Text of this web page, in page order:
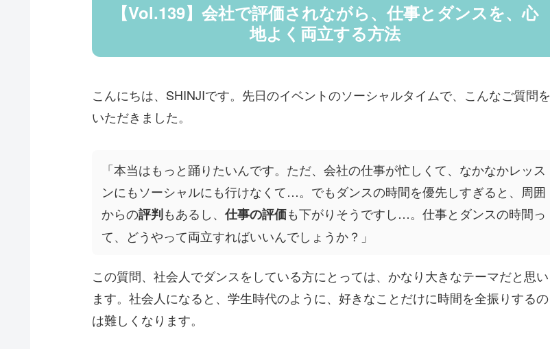
【Vol.139】会社で評価されながら、仕事とダンスを、心
地よく両立する方法
こんにちは、SHINJIです。先日のイベントのソーシャルタイムで、こんなご質問を
いただきました。
「本当はもっと踊りたいんです。ただ、会社の仕事が忙しくて、なかなかレッス
ンにもソーシャルにも行けなくて…。でもダンスの時間を優先しすぎると、周囲
からの評判もあるし、 仕事の評価も下がりそうですし…。仕事とダンスの時間っ
て、どうやって両立すればいいんでしょうか？」
この質問、社会人でダンスをしている方にとっては、かなり大きなテーマだと思い
ます。社会人になると、学生時代のように、好きなことだけに時間を全振りするの
は難しくなります。